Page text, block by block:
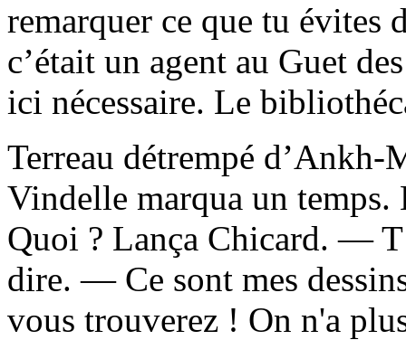
remarquer ce que tu évites
c’était un agent au Guet
ici nécessaire. Le
Terreau détrempé
Vindelle marqua un temps.
Quoi ? Lança Chicard. —
dire. — Ce sont mes
vous trouverez ! On n'a